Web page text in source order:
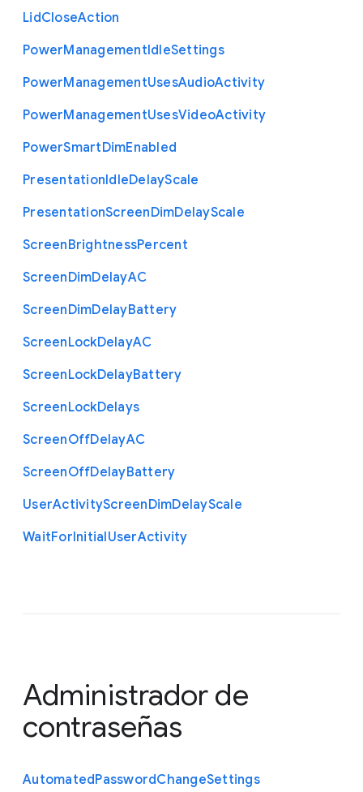
LidCloseAction
PowerManagementIdleSettings
PowerManagementUsesAudioActivity
PowerManagementUsesVideoActivity
PowerSmartDimEnabled
PresentationIdleDelayScale
PresentationScreenDimDelayScale
ScreenBrightnessPercent
ScreenDimDelayAC
ScreenDimDelayBattery
ScreenLockDelayAC
ScreenLockDelayBattery
ScreenLockDelays
ScreenOffDelayAC
ScreenOffDelayBattery
UserActivityScreenDimDelayScale
WaitForInitialUserActivity
Administrador de
contraseñas
AutomatedPasswordChangeSettings